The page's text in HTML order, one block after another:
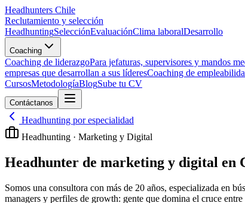
Headhunters Chile
Reclutamiento y selección
HeadhuntingSelecciónEvaluaciónClima laboralDesarrollo
Coaching
Coaching de liderazgoPara jefaturas, supervisores y mandos
empresas que desarrollan a sus líderesCoaching de
CursosMetodologíaBlogSube tu CV
Contáctanos
Headhunting por especialidad
Headhunting · Marketing y Digital
Headhunter de marketing y digital en
Somos una consultora con más de 20 años, especializada en
managers y perfiles de growth: gente que domina el cruce